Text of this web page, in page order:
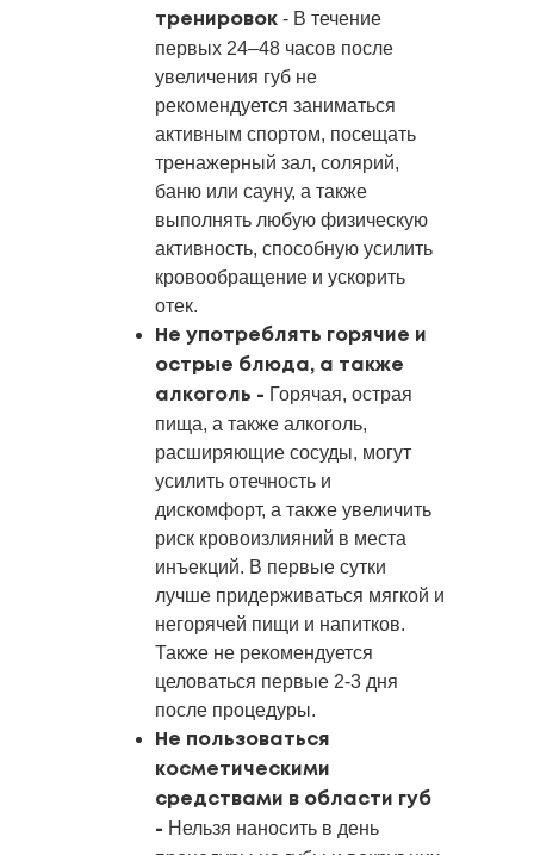
тренировок - В течение
первых 24–48 часов после
увеличения губ не
рекомендуется заниматься
активным спортом, посещать
тренажерный зал, солярий,
баню или сауну, а также
выполнять любую физическую
активность, способную усилить
кровообращение и ускорить
отек.
Не употреблять горячие и
острые блюда, а также
алкоголь - Горячая, острая
пища, а также алкоголь,
расширяющие сосуды, могут
усилить отечность и
дискомфорт, а также увеличить
риск кровоизлияний в места
инъекций. В первые сутки
лучше придерживаться мягкой и
негорячей пищи и напитков.
Также не рекомендуется
целоваться первые 2-3 дня
после процедуры.
Не пользоваться
косметическими
средствами в области губ
- Нельзя наносить в день